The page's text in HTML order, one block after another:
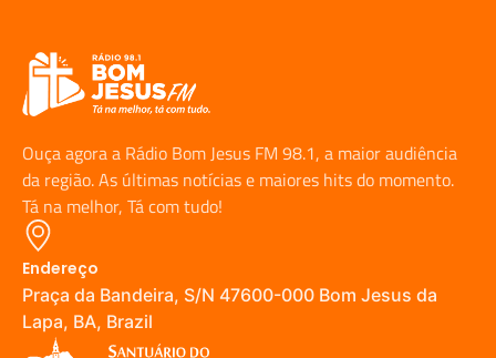
Ouça agora a Rádio Bom Jesus FM 98.1, a maior audiência
da região. As últimas notícias e maiores hits do momento.
Tá na melhor, Tá com tudo!
Endereço
Praça da Bandeira, S/N 47600-000 Bom Jesus da
Lapa, BA, Brazil